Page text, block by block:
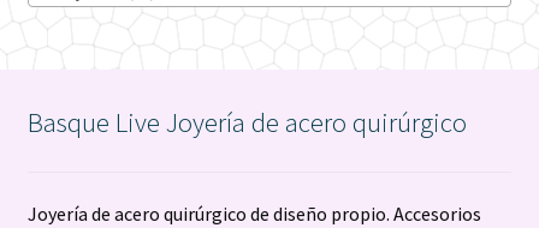
producto
Basque Live Joyería de acero quirúrgico
Joyería de acero quirúrgico de diseño propio. Accesorios